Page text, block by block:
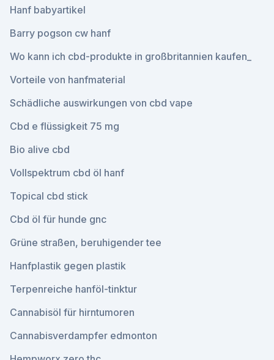
Hanf babyartikel
Barry pogson cw hanf
Wo kann ich cbd-produkte in großbritannien kaufen_
Vorteile von hanfmaterial
Schädliche auswirkungen von cbd vape
Cbd e flüssigkeit 75 mg
Bio alive cbd
Vollspektrum cbd öl hanf
Topical cbd stick
Cbd öl für hunde gnc
Grüne straßen, beruhigender tee
Hanfplastik gegen plastik
Terpenreiche hanföl-tinktur
Cannabisöl für hirntumoren
Cannabisverdampfer edmonton